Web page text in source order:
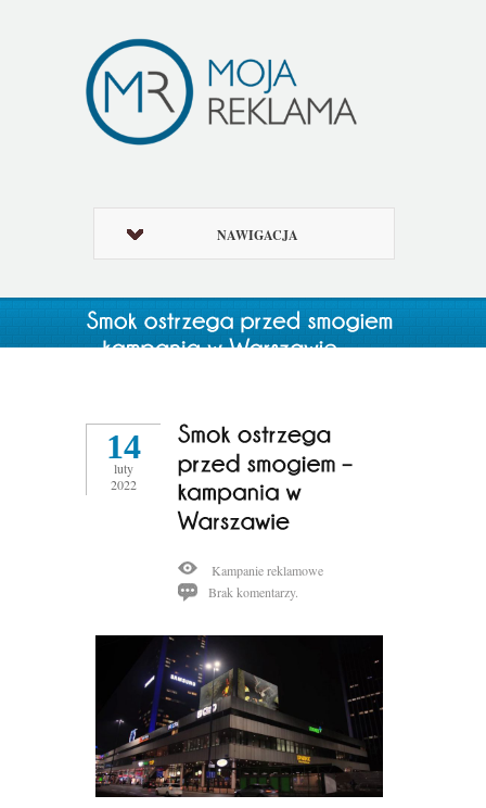
NAWIGACJA
14
luty
2022
Kampanie reklamowe
Brak komentarzy.